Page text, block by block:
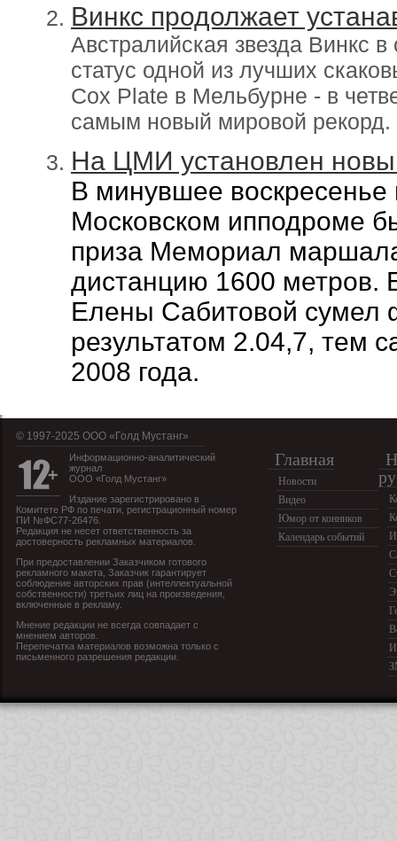
Винкс продолжает
Австралийская звезда Винкс
статус одной из лучших
Cox Plate в Мельбурне - в
самым новый мировой рекорд.
На ЦМИ установлен
В минувшее
Московском ипподроме
приза Мемориал маршала
дистанцию 1600 метров.
Елены Сабитовой сумел
результатом 2.04,7, тем
2008 года.
© 1997-2025 OOO «Голд Мустанг»
Информационно-аналитический
журнал
ООО «Голд Мустанг»
Издание зарегистрировано в
Комитете РФ по печати, регистрационный номер
ПИ №ФС77-26476.
Редакция не несет ответственность за
достоверность рекламных материалов.
При предоставлении Заказчиком готового
рекламного макета, Заказчик гарантирует
соблюдение авторских прав (интеллектуальной
собственности) третьих лиц на произведения,
включенные в рекламу.
Мнение редакции не всегда совпадает с
мнением авторов.
Перепечатка материалов возможна только с
письменного разрешения редакции.
Главная
Новости
Видео
Юмор от конников
Календарь событий